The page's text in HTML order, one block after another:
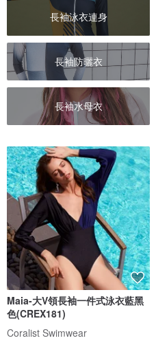
長袖泳衣連身
長袖防曬衣
長袖水母衣
Maia-大V領長袖一件式泳衣藍黑
色(CREX181)
Coralist Swimwear